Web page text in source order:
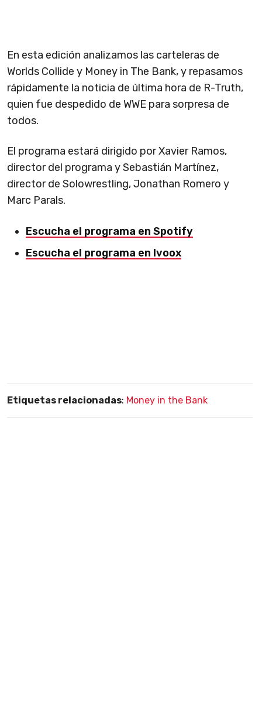
En esta edición analizamos las carteleras de
Worlds Collide y Money in The Bank, y repasamos
rápidamente la noticia de última hora de R-Truth,
quien fue despedido de WWE para sorpresa de
todos.
El programa estará dirigido por Xavier Ramos,
director del programa y Sebastián Martínez,
director de Solowrestling, Jonathan Romero y
Marc Parals.
Escucha el programa en Spotify
Escucha el programa en Ivoox
Etiquetas relacionadas: Money in the Bank